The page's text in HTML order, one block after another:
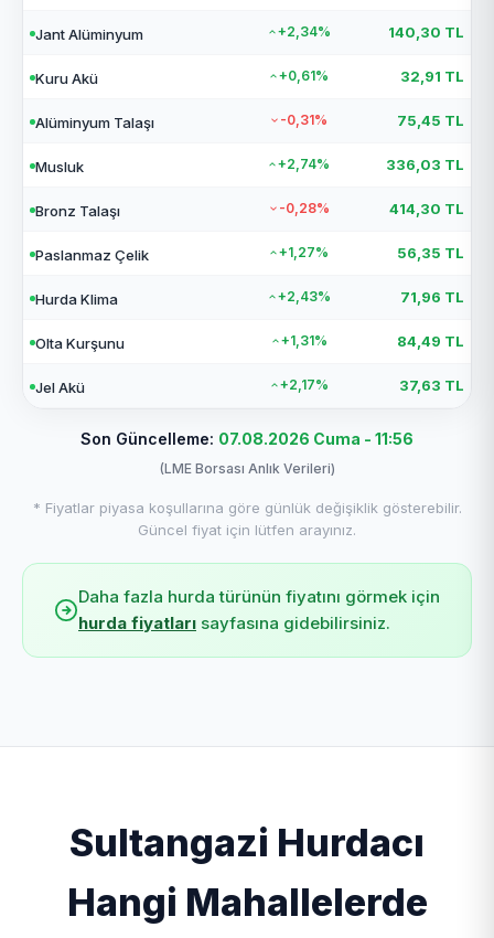
Jant Alüminyum +2,34% 140,30 TL
Kuru Akü +0,61% 32,91 TL
Alüminyum Talaşı -0,31% 75,45 TL
Musluk +2,74% 336,03 TL
Bronz Talaşı -0,28% 414,30 TL
Paslanmaz Çelik +1,27% 56,35 TL
Hurda Klima +2,43% 71,96 TL
Olta Kurşunu +1,31% 84,49 TL
Jel Akü +2,17% 37,63 TL
Son Güncelleme: 07.08.2026 Cuma - 11:56
(LME Borsası Anlık Verileri)
* Fiyatlar piyasa koşullarına göre günlük değişiklik gösterebilir.
Güncel fiyat için lütfen arayınız.
Daha fazla hurda türünün fiyatını görmek için
hurda fiyatları sayfasına gidebilirsiniz.
Sultangazi Hurdacı
Hangi Mahallelerde